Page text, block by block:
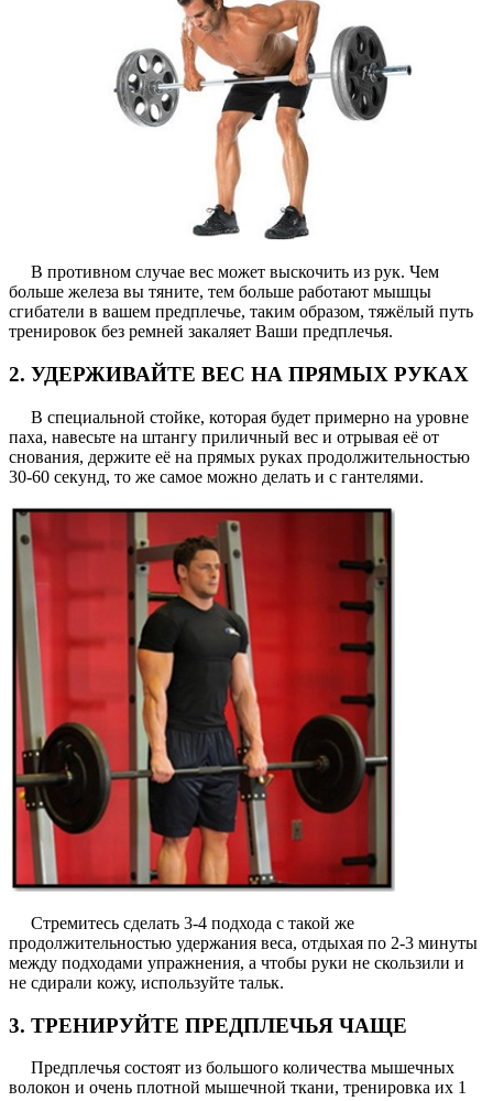
В противном случае вес может выскочить из рук. Чем
больше железа вы тяните, тем больше работают мышцы
сгибатели в вашем предплечье, таким образом, тяжёлый путь
тренировок без ремней закаляет Ваши предплечья.
2. УДЕРЖИВАЙТЕ ВЕС НА ПРЯМЫХ РУКАХ
В специальной стойке, которая будет примерно на уровне
паха, навесьте на штангу приличный вес и отрывая её от
снования, держите её на прямых руках продолжительностью
30-60 секунд, то же самое можно делать и с гантелями.
Стремитесь сделать 3-4 подхода с такой же
продолжительностью удержания веса, отдыхая по 2-3 минуты
между подходами упражнения, а чтобы руки не скользили и
не сдирали кожу, используйте тальк.
3. ТРЕНИРУЙТЕ ПРЕДПЛЕЧЬЯ ЧАЩЕ
Предплечья состоят из большого количества мышечных
волокон и очень плотной мышечной ткани, тренировка их 1